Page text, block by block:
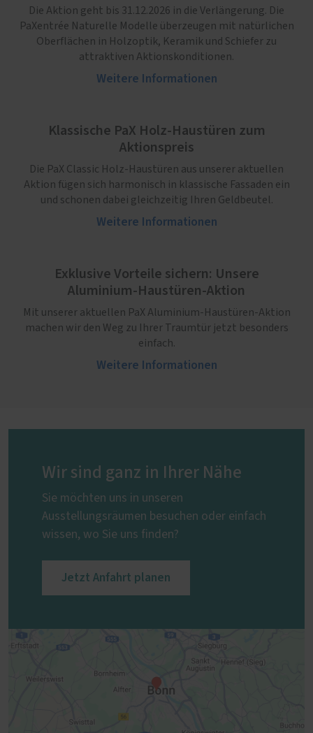
Die Aktion geht bis 31.12.2026 in die Verlängerung. Die
PaXentrée Naturelle Modelle überzeugen mit natürlichen
Oberflächen in Holzoptik, Keramik und Schiefer zu
attraktiven Aktionskonditionen.
Weitere Informationen
Klassische PaX Holz-Haustüren zum
Aktionspreis
Die PaX Classic Holz-Haustüren aus unserer aktuellen
Aktion fügen sich harmonisch in klassische Fassaden ein
und schonen dabei gleichzeitig Ihren Geldbeutel.
Weitere Informationen
Exklusive Vorteile sichern: Unsere
Aluminium-Haustüren-Aktion
Mit unserer aktuellen PaX Aluminium-Haustüren-Aktion
machen wir den Weg zu Ihrer Traumtür jetzt besonders
einfach.
Weitere Informationen
Wir sind ganz in Ihrer Nähe
Sie möchten uns in unseren
Ausstellungsräumen besuchen oder einfach
wissen, wo Sie uns finden?
Jetzt Anfahrt planen